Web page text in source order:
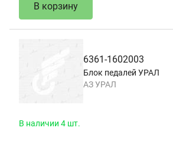
В корзину
6361-1602003
Блок педалей УРАЛ
АЗ УРАЛ
В наличии 4 шт.